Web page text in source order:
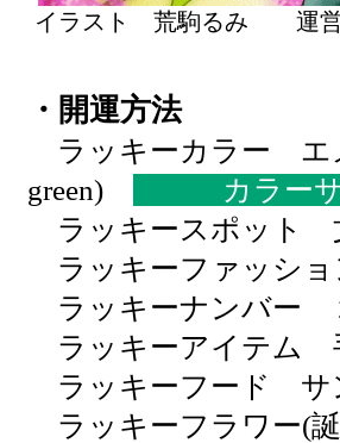
イラスト 荒駒るみ 運
・開運方法
ラッキーカラー エ
green)
カラー
ラッキースポット
ラッキーファッシ
ラッキーナンバー
ラッキーアイテム
ラッキーフード サ
ラッキーフラワー(